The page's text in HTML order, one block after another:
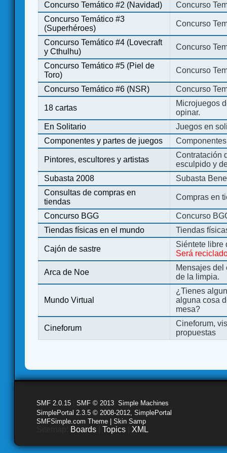
Concurso Temático #2 (Navidad)
Concurso
Concurso Temático #3
(Superhéroes)
Concurso
Concurso Temático #4 (Lovecraft
y Cthulhu)
Concurso
Concurso Temático #5 (Piel de
Toro)
Concurso
Concurso Temático #6 (NSR) Concurso
18 cartas
Microjuegos
opinar.
En Solitario
Juegos en
Componentes y partes de juegos
Pintores, escultores y artistas
Contratación
esculpido y
Subasta 2008
Subasta
Consultas de compras en
tiendas
Compras en
Concurso BGG
Concurso
Tiendas físicas en el mundo
Tiendas
Cajón de sastre
Siéntete libre
Será
Arca de Noe
Mensajes del
de la limpia.
Mundo Virtual
¿Tienes
alguna cosa
mesa?
Cineforum
Cineforum,
propuestas
SMF 2.0.15 SMF © 2013 Simple Machines
SimplePortal 2.3.5 © 2008-2012, SimplePortal
SMFSimple.com Theme | Skin Samp
Boards Topics XML